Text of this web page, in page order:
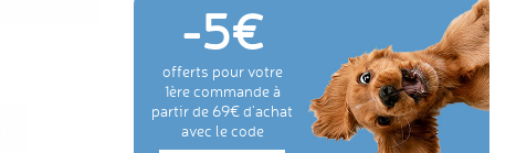
-5
offerts pour votre
1ère commande à
partir de 69€ d'achat
avec le code